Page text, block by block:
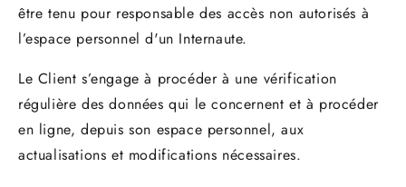
être tenu pour responsable des accès non autorisés à
l’espace personnel d'un Internaute.
Le Client s’engage à procéder à une vérification
régulière des données qui le concernent et à procéder
en ligne, depuis son espace personnel, aux
actualisations et modifications nécessaires.